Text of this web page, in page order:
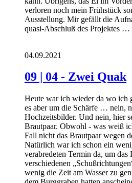
verloren noch mein Frühstück
Ausstellung. Mir gefällt die
quasi-Abschluß des Projektes …
04.09.2021
09 | 04 - Zwei Quak
Heute war ich wieder da wo ich
es aber um die Schärfe … nein,
Hochzeitsbilder. Und nein, hier
Brautpaar. Obwohl - was weiß
Fall nicht das Brautpaar wegen
Natürlich war ich schon ein
verabredeten Termin da, um das
verschiedenen
wenig die Zeit am Wasser zu